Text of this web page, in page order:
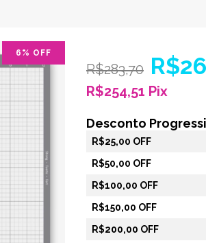
6 % OFF
R$283,70
R$254,51 Pix
Desconto
R$25,00 OFF
R$50,00 OFF
R$100,00 OFF
R$150,00 OFF
R$200,00 OFF